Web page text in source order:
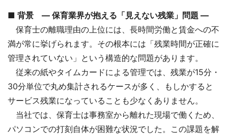
■ 背景 ― 保育業界が抱える「見えない残業」問題 ―
保育士の離職理由の上位には、長時間労働と賃金への不
満が常に挙げられます。その根本には「残業時間が正確に
管理されていない」という構造的な問題があります。
従来の紙やタイムカードによる管理では、残業が15分・
30分単位で丸め集計されるケースが多く、もしかすると
サービス残業になっていることも少なくありません。
当社では、保育士は事務室から離れた現場で働くため、
パソコンでの打刻自体が困難な状況でした。この課題を解